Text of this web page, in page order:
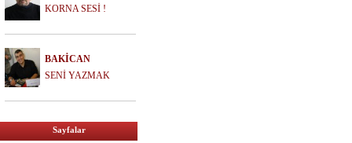
KORNA SESİ !
BAKİCAN
SENİ YAZMAK
Sayfalar